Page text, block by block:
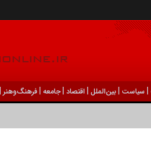
| سیاست |بين‌الملل | اقتصاد |جامعه |فرهنگ‌و‌هنر |